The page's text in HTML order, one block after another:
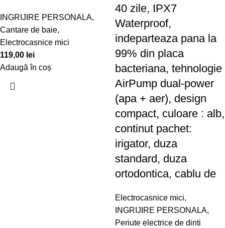
INGRIJIRE PERSONALA,
Cantare de baie,
Electrocasnice mici
119,00 lei
Adaugă în coș
40 zile, IPX7
Waterproof,
indeparteaza pana la
99% din placa
bacteriana, tehnologie
AirPump dual-power
(apa + aer), design
compact, culoare : alb,
continut pachet:
irigator, duza
standard, duza
ortodontica, cablu de
Electrocasnice mici,
INGRIJIRE PERSONALA,
Periute electrice de dinti